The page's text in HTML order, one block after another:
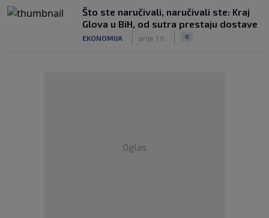
Što ste naručivali, naručivali ste: Kraj
Glova u BiH, od sutra prestaju dostave
EKONOMIJA prije 1 h 0
Oglas